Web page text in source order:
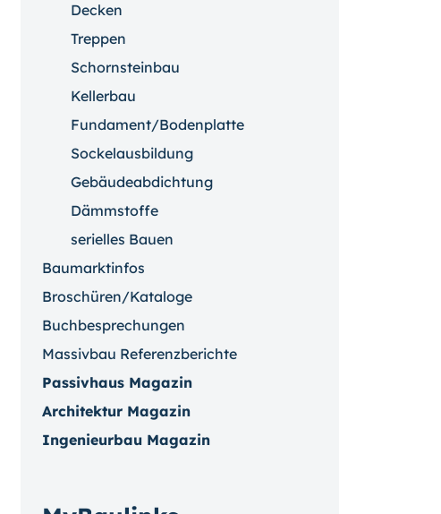
Decken
Treppen
Schornsteinbau
Kellerbau
Fundament/Bodenplatte
Sockelausbildung
Gebäudeabdichtung
Dämmstoffe
serielles Bauen
Baumarktinfos
Broschüren/Kataloge
Buchbesprechungen
Massivbau Referenzberichte
Passivhaus Magazin
Architektur Magazin
Ingenieurbau Magazin